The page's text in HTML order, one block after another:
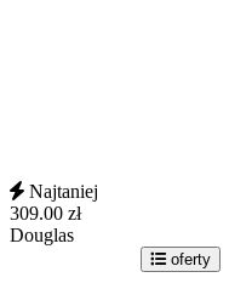
Najtaniej
309.00 zł
Douglas
oferty